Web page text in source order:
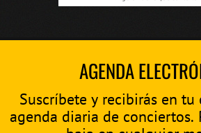
AGENDA
Suscríbete y recibirás en tu
agenda diaria de conciertos.